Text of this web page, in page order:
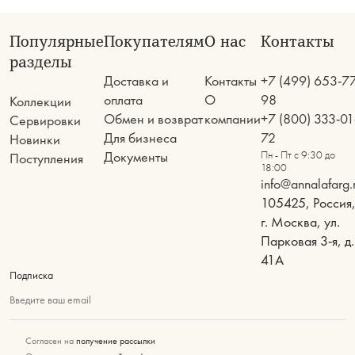
Популярные
разделы
Коллекции
Сервировки
Новинки
Поступления
Покупателям
Доставка и
оплата
Обмен и возврат
Для бизнеса
Документы
О нас
Контакты
О
компании
Контакты
+7 (499) 653-
98
+7 (800) 333-
72
Пн - Пт с 9:30 до
18:00
105425, Россия,
г. Москва, ул.
Парковая 3-я, д.
41А
Подписка
Введите ваш email
Согласен на получение рассылки